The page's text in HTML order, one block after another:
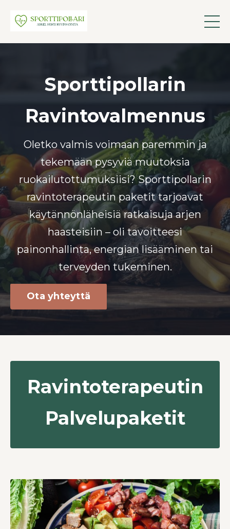
Sporttipollarin
Ravintovalmennus
Oletko valmis voimaan paremmin ja
tekemään pysyviä muutoksia
ruokailutottumuksiisi? Sporttipollarin
ravintoterapeutin paketit tarjoavat
käytännönläheisiä ratkaisuja arjen
haasteisiin – oli tavoitteesi
painonhallinta, energian lisääminen tai
terveyden tukeminen.
Ota yhteyttä
Ravintoterapeutin
Palvelupaketit